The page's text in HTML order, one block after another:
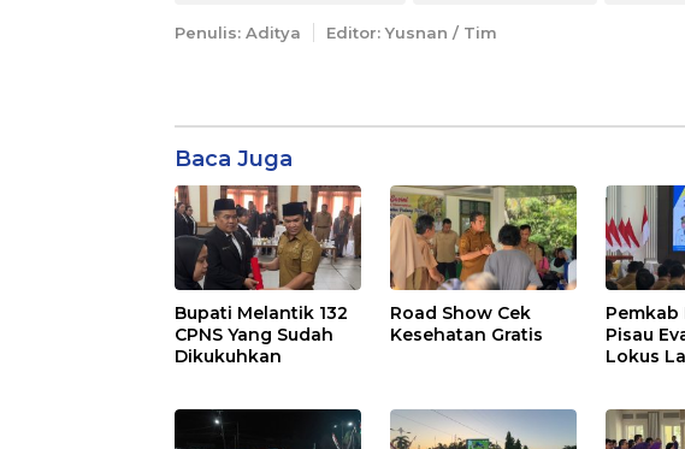
Penulis: Aditya Editor: Yusnan / Tim
Baca Juga
Bupati Melantik 132
CPNS Yang Sudah
Dikukuhkan
Road Show Cek
Kesehatan Gratis
Pemkab
Pisau
Lokus